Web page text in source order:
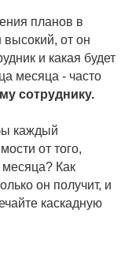
планов в
высокий, от он
и какая будет
месяца - часто
сотруднику.
каждый
от того,
месяца? Как
он получит, и
каскадную